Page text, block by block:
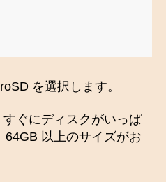
を選択します。
ぐにディスクがいっぱ
64GB 以上のサイズがお